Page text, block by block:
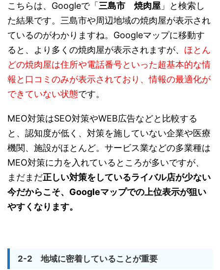
こちらは、Googleで「 三島市 焼肉屋 」と検索し
た結果です。三島市や周辺地域の焼肉屋が表示され
ているのがわかりますね。Googleマップに移動す
ると、より多くの焼肉屋が表示されますが、 ほとん
どの焼肉屋は住所や電話番号といった超基本的な情
報と口コミのみが表示されており、情報の最適化が
できていない状態です。
MEO対策はSEO対策やWEB広告などと比較する
と、認知度が低く、対策を施していない企業や医療
機関、施設がほとんど。サービス業などの多業種は
MEO対策に力を入れているところが多いですが、
まだまだ正しい対策をしているライバル店が少ない
今だからこそ、Googleマップでの上位表示が狙い
やすくなります。
2-2 地域に密着していることが重要